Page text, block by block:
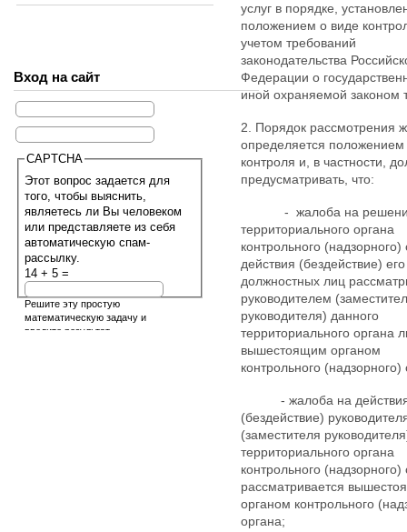
Вход на сайт
CAPTCHA
Этот вопрос задается для
того, чтобы выяснить,
являетесь ли Вы человеком
или представляете из себя
автоматическую спам-
рассылку.
14 + 5 =
Решите эту простую
математическую задачу и
введите результат.
услуг в порядке,
положением о виде
учетом требований
законодательства
Федерации о
иной охраняемой законом
2. Порядок рассмотрения
определяется положением
контроля и, в частности,
предусматривать, что:
- жалоба на
территориального органа
контрольного (надзорного)
действия (бездействие) его
должностных лиц
руководителем
руководителя) данного
территориального органа
вышестоящим органом
контрольного (надзорного)
- жалоба на
(бездействие)
(заместителя
территориального органа
контрольного (надзорного)
рассматривается
органом контрольного
органа;